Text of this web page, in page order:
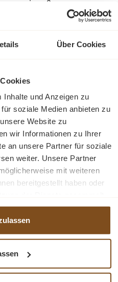
Über Cookies
und Anzeigen zu
soziale Medien anbieten zu
Website zu
wir Informationen zu Ihrer
an unsere Partner für soziale
weiter. Unsere Partner
mit weiteren
bereitgestellt haben oder
zwei großen
passt sich nahtlos
ein. Es ist
für diejenigen, die
als auch
Mit seiner
garantiert dieser
und Beständigkeit. Er
praktischen
auch Ihre Freude
cm, B: 180 cm, T: 41